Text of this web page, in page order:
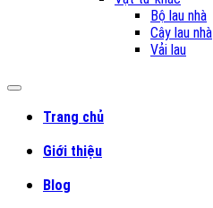
Bộ lau nhà
Cây lau nhà
Vải lau
Trang chủ
Giới thiệu
Blog